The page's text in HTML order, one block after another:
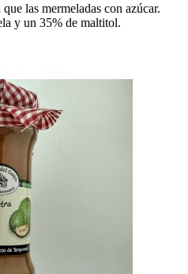
las mermeladas con azúcar.
y un 35% de maltitol.